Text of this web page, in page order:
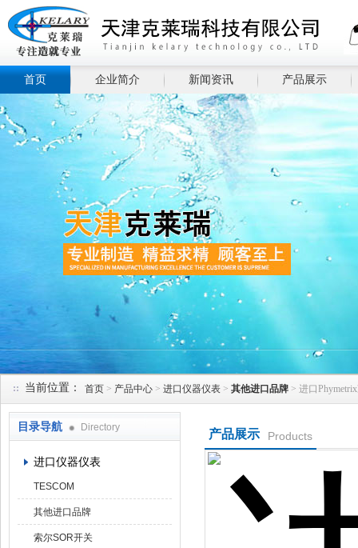
首页 企业简介 新闻资讯 产品展示
当前位置： 首页 > 产品中心 > 进口仪器仪表 > 其他进口品牌 > 进口
目录导航 Directory
进口仪器仪表
TESCOM
其他进口品牌
索尔SOR开关
产品展示 Products